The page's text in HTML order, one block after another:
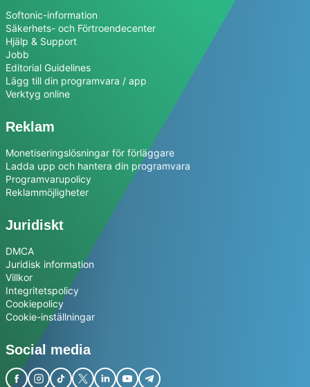
Softonic-information
Säkerhets- och Förtroendecenter
Hjälp & Support
Jobb
Editorial Guidelines
Lägg till din programvara / app
Verktyg online
Reklam
Monetiseringslösningar för förläggare
Ladda upp och hantera din programvara
Programvarupolicy
Reklammöjligheter
Juridiskt
DMCA
Juridisk information
Villkor
Integritetspolicy
Cookiepolicy
Cookie-inställningar
Social media